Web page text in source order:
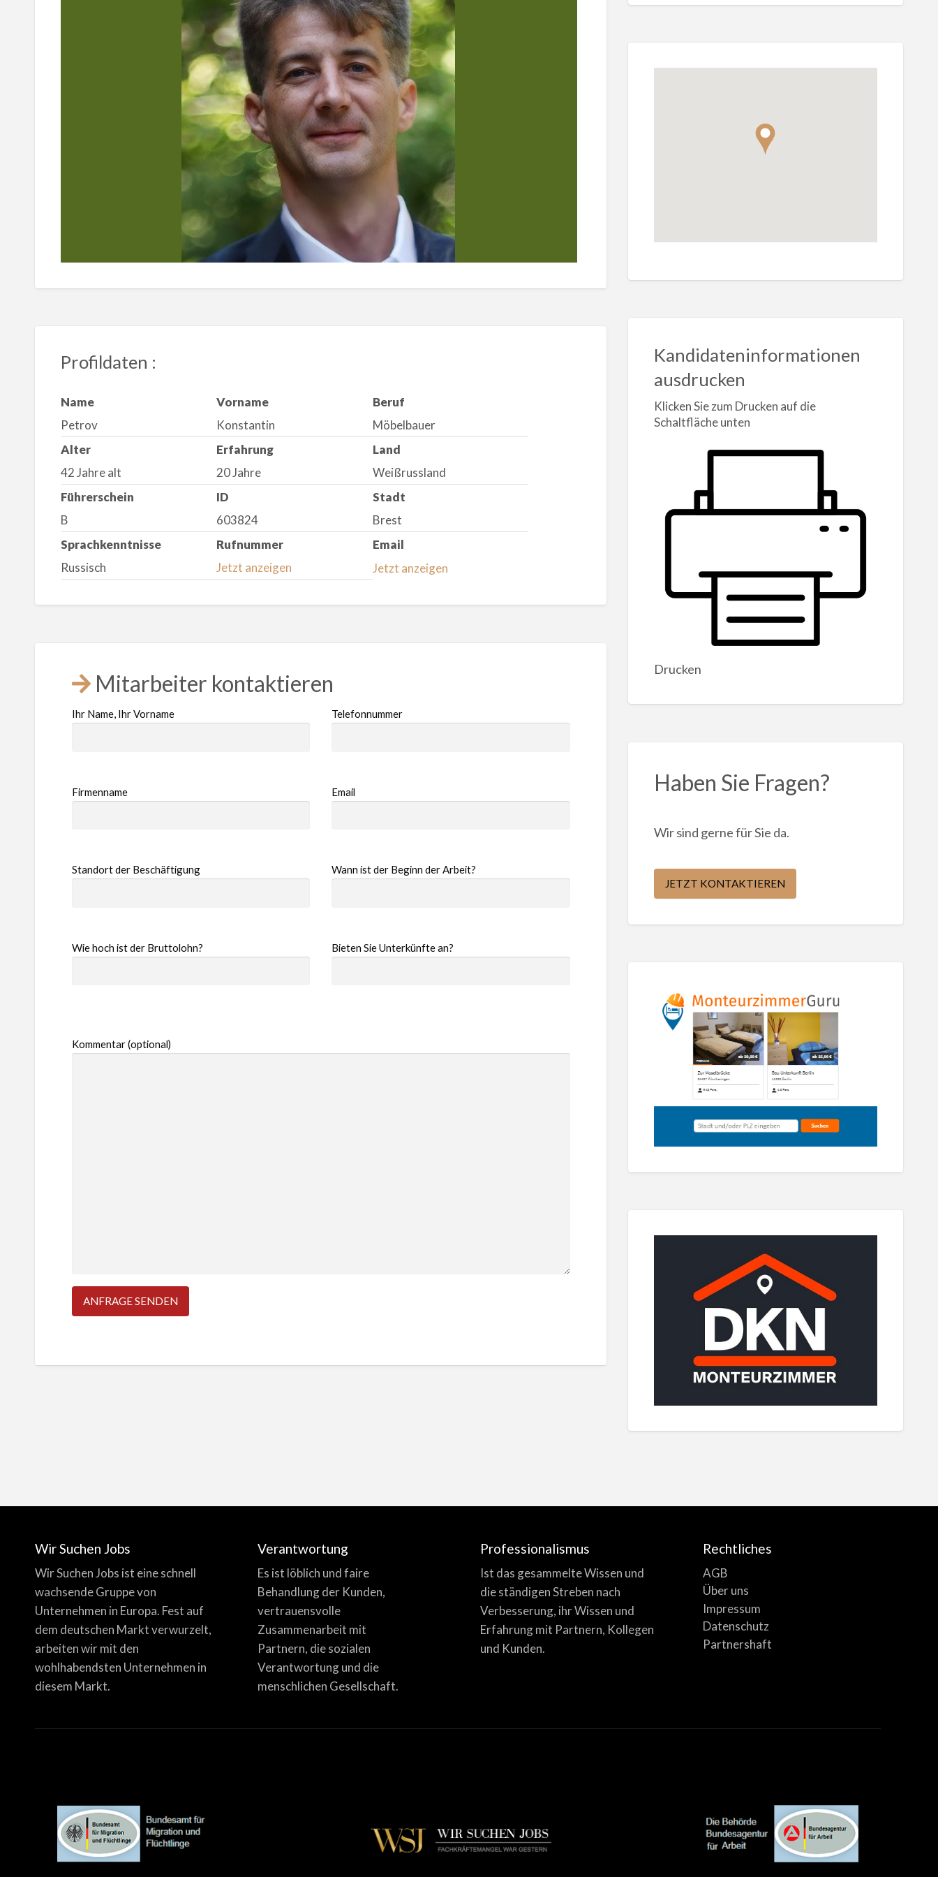
Profildaten :
Name
Petrov
Vorname
Konstantin
Beruf
Möbelbauer
Alter
42 Jahre alt
Erfahrung
20 Jahre
Land
Weißrussland
Führerschein
B
ID
603824
Stadt
Brest
Sprachkenntnisse
Russisch
Rufnummer
Jetzt anzeigen
Email
Jetzt anzeigen
Mitarbeiter kontaktieren
Ihr Name, Ihr Vorname
Firmenname
Standort der Beschäftigung
Wie hoch ist der Bruttolohn?
Telefonnummer
Email
Wann ist der Beginn der Arbeit?
Bieten Sie Unterkünfte an?
Kommentar (optional)
Kandidateninformationen
ausdrucken
Klicken Sie zum Drucken auf die
Schaltfläche unten
Drucken
Haben Sie Fragen?
Wir sind gerne für Sie da.
JETZT KONTAKTIEREN
Wir Suchen Jobs
Wir Suchen Jobs ist eine schnell
wachsende Gruppe von
Unternehmen in Europa. Fest auf
dem deutschen Markt verwurzelt,
arbeiten wir mit den
wohlhabendsten Unternehmen in
diesem Markt.
Verantwortung
Es ist löblich und faire
Behandlung der Kunden,
vertrauensvolle
Zusammenarbeit mit
Partnern, die sozialen
Verantwortung und die
menschlichen Gesellschaft.
Professionalismus
Ist das gesammelte Wissen und
die ständigen Streben nach
Verbesserung, ihr Wissen und
Erfahrung mit Partnern, Kollegen
und Kunden.
Rechtliches
AGB
Über uns
Impressum
Datenschutz
Partnershaft